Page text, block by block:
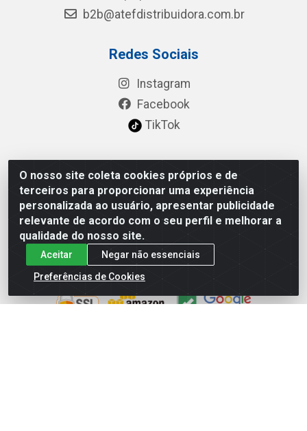
O nosso site coleta cookies próprios e de
terceiros para proporcionar uma experiência
personalizada ao usuário, apresentar publicidade
relevante de acordo com o seu perfil e melhorar a
qualidade do nosso site.
Aceitar
Negar não essenciais
Preferências de Cookies
b2b@atefdistribuidora.com.br
Redes Sociais
Instagram
Facebook
TikTok
Baixe já nosso APP
Site Seguro